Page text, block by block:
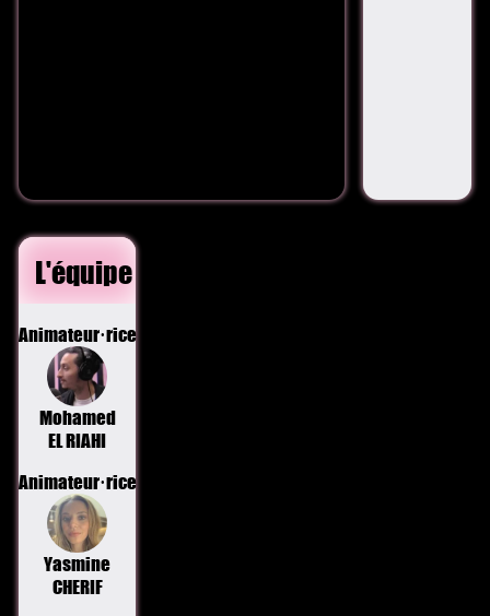
L'équipe
Animateur·rice
Mohamed
EL RIAHI
Animateur·rice
Yasmine
CHERIF